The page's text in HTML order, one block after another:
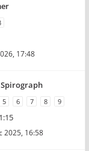
17:48
5 6 7 8 9
2025, 16:58